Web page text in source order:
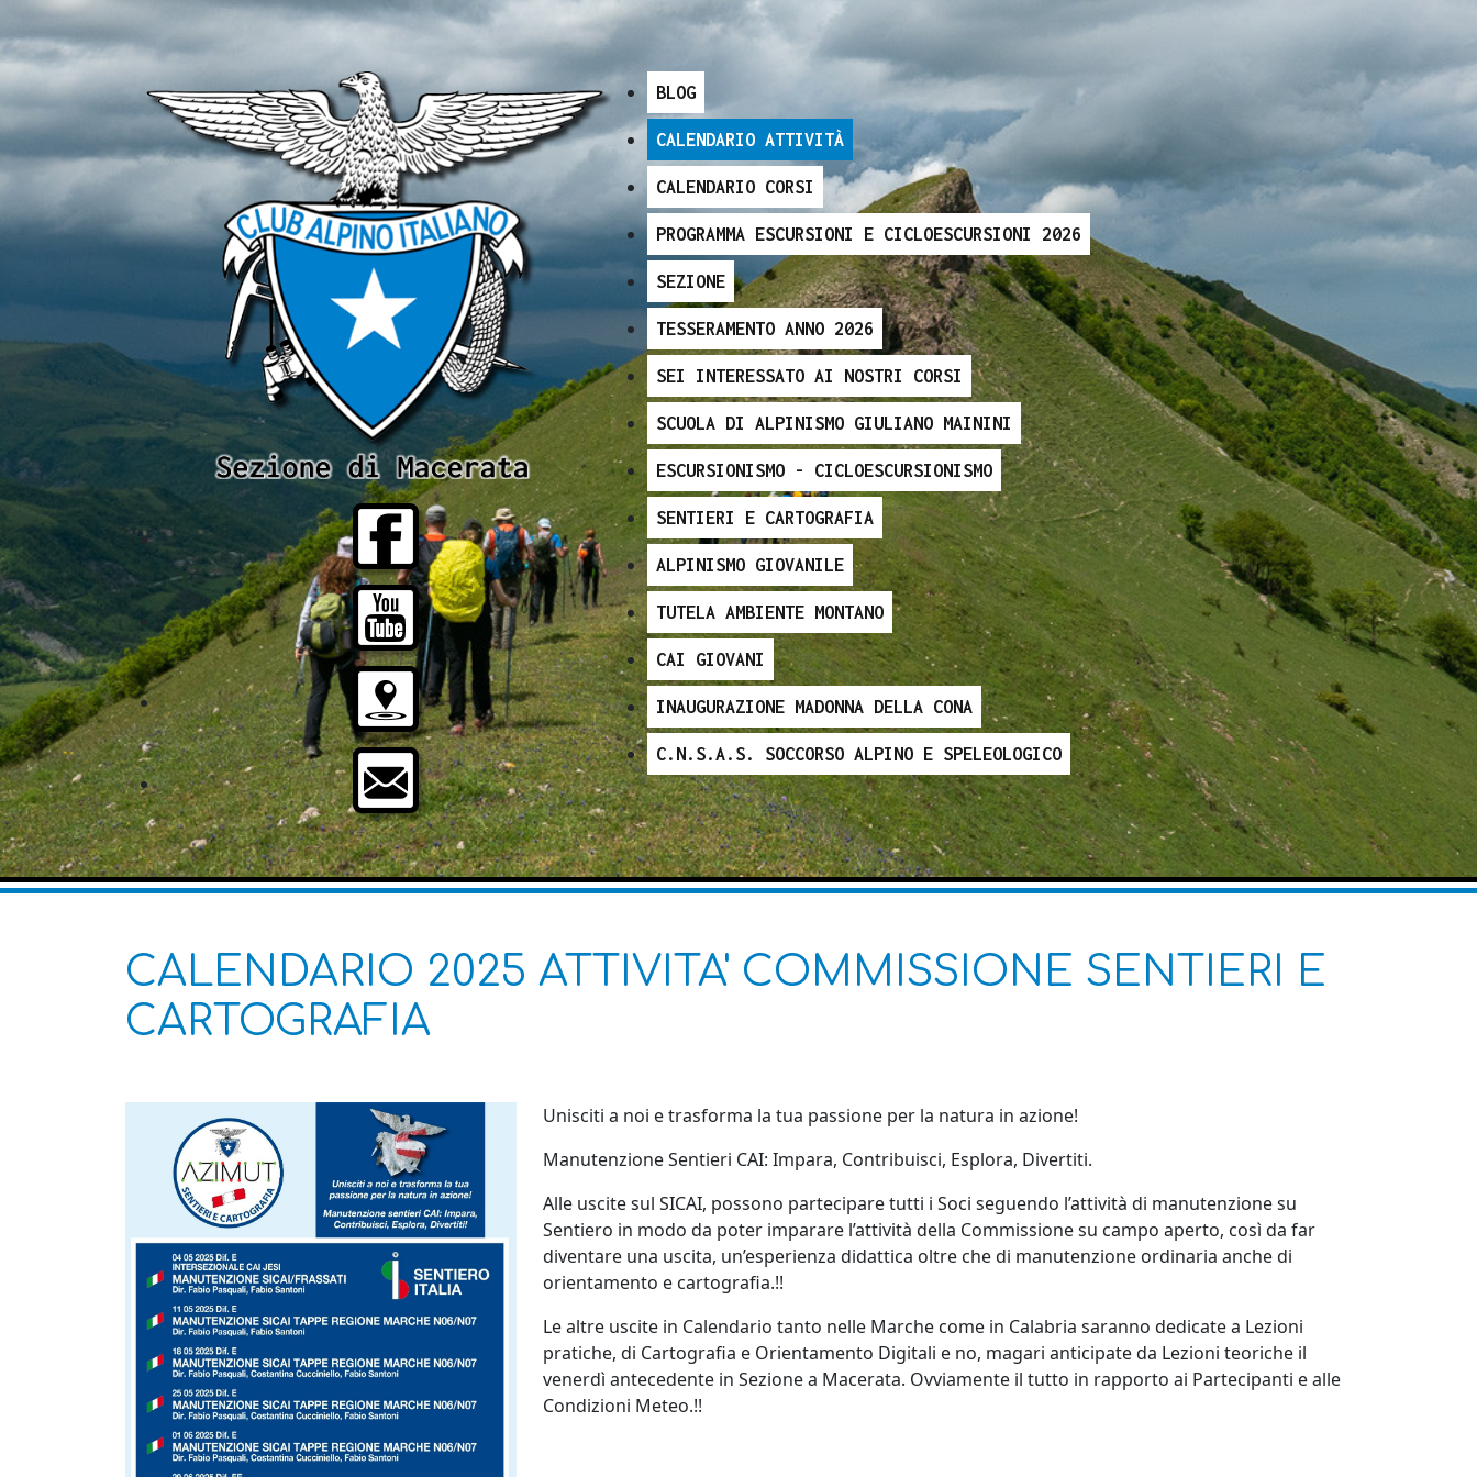
BLOG
CALENDARIO ATTIVITÀ
CALENDARIO CORSI
PROGRAMMA ESCURSIONI E CICLOESCURSIONI 2026
SEZIONE
TESSERAMENTO ANNO 2026
SEI INTERESSATO AI NOSTRI CORSI
SCUOLA DI ALPINISMO GIULIANO MAININI
ESCURSIONISMO - CICLOESCURSIONISMO
SENTIERI E CARTOGRAFIA
ALPINISMO GIOVANILE
TUTELA AMBIENTE MONTANO
CAI GIOVANI
INAUGURAZIONE MADONNA DELLA CONA
C.N.S.A.S. SOCCORSO ALPINO E SPELEOLOGICO
CALENDARIO 2025 ATTIVITA' COMMISSIONE SENTIERI E
CARTOGRAFIA
Unisciti a noi e trasforma la tua passione per la natura in azione!
Manutenzione Sentieri CAI: Impara, Contribuisci, Esplora, Divertiti.
Alle uscite sul SICAI, possono partecipare tutti i Soci seguendo l’attività di manutenzione su
Sentiero in modo da poter imparare l’attività della Commissione su campo aperto, così da far
diventare una uscita, un’esperienza didattica oltre che di manutenzione ordinaria anche di
orientamento e cartografia.!!
Le altre uscite in Calendario tanto nelle Marche come in Calabria saranno dedicate a Lezioni
pratiche, di Cartografia e Orientamento Digitali e no, magari anticipate da Lezioni teoriche il
venerdì antecedente in Sezione a Macerata. Ovviamente il tutto in rapporto ai Partecipanti e alle
Condizioni Meteo.!!